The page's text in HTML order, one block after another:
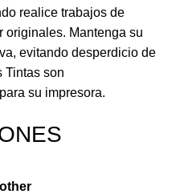
realice trabajos de
originales. Mantenga su
evitando desperdicio de
Tintas son
su impresora.